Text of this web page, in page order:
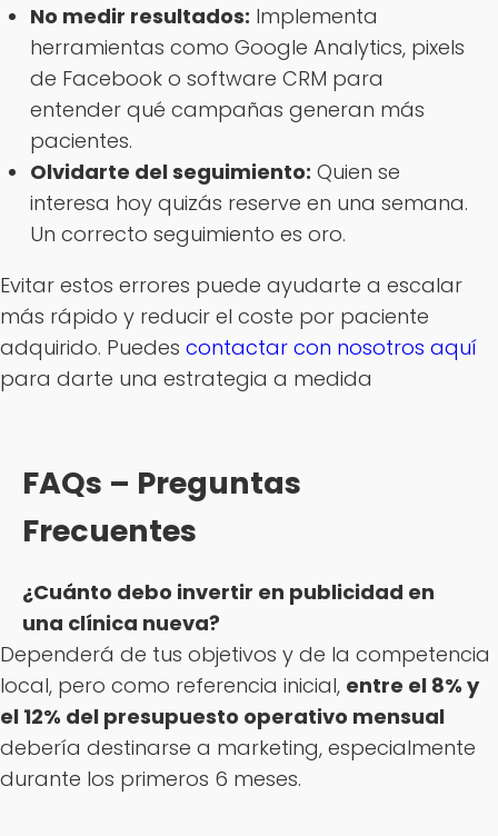
No medir resultados: Implementa
herramientas como Google Analytics, pixels
de Facebook o software CRM para
entender qué campañas generan más
pacientes.
Olvidarte del seguimiento: Quien se
interesa hoy quizás reserve en una semana.
Un correcto seguimiento es oro.
Evitar estos errores puede ayudarte a escalar
más rápido y reducir el coste por paciente
adquirido. Puedes contactar con nosotros aquí
para darte una estrategia a medida
FAQs – Preguntas
Frecuentes
¿Cuánto debo invertir en publicidad en
una clínica nueva?
Dependerá de tus objetivos y de la competencia
local, pero como referencia inicial, entre el 8% y
el 12% del presupuesto operativo mensual
debería destinarse a marketing, especialmente
durante los primeros 6 meses.